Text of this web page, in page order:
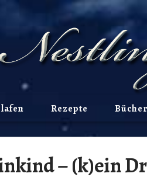
Rezepte Bücher
– (k)ein